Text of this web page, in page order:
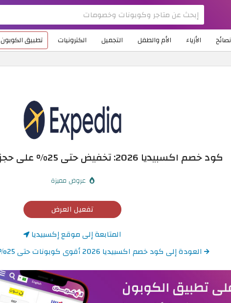
نصائح الأزياء الأم والطفل التجميل الكترونيات تطبيق الكوبون
كود خصم اكسبيديا 2026: تخفيض حتى 25% على حجز الفنادق والإقامة
عروض مميزة
تفعيل العرض
المتابعة إلى موقع إكسبيديا
العودة إلى كود خصم اكسبيديا 2026 أقوى كوبونات حتى 25% – Expedia الامارات